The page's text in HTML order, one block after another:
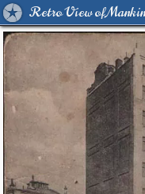
Retro View of